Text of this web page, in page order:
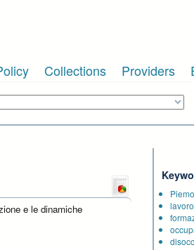
Collections Providers
e le dinamiche
lavoro